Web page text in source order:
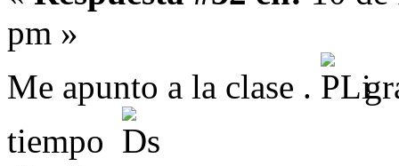
pm »
Me apunto a la clase .
tiempo